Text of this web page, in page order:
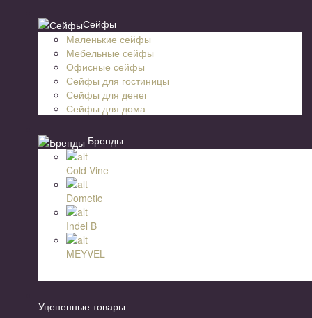
Сейфы
Маленькие сейфы
Мебельные сейфы
Офисные сейфы
Сейфы для гостиницы
Сейфы для денег
Сейфы для дома
Бренды
Cold Vine
Dometic
Indel B
MEYVEL
Уцененные товары